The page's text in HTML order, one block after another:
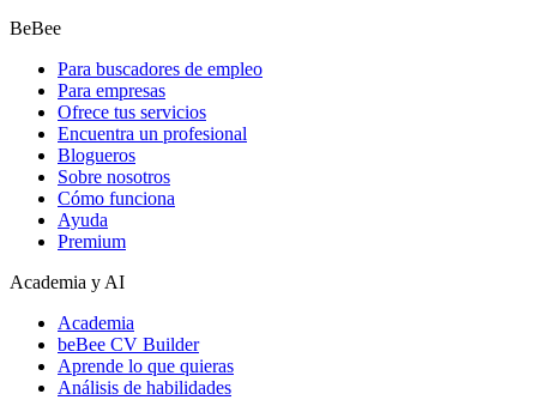
BeBee
Para buscadores de empleo
Para empresas
Ofrece tus servicios
Encuentra un profesional
Blogueros
Sobre nosotros
Cómo funciona
Ayuda
Premium
Academia y AI
Academia
beBee CV Builder
Aprende lo que quieras
Análisis de habilidades